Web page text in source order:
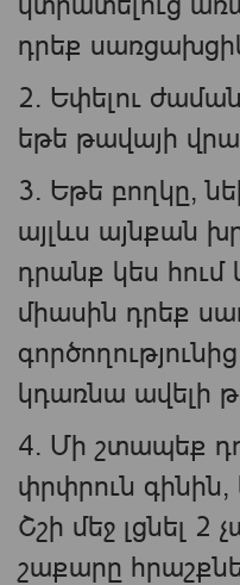
դրեք
2. Եփելու
եթե թավայի
3. Եթե բողկը,
այլևս այնքան
դրանք կես
միասին դրեք
կդառնա ավելի
4. Մի շտապեք
փրփրուն գինին,
Շշի մեջ լցնել 2
շաքարը